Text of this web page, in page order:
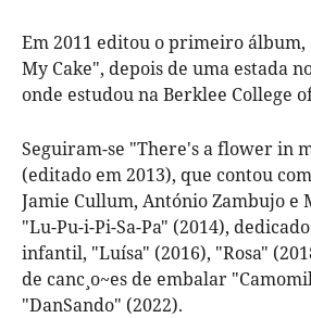
Em 2011 editou o primeiro
My Cake", depois de uma estada
onde estudou na Berklee College
Seguiram-se "There's a flower in
(editado em 2013), que contou
Jamie Cullum, António Zambujo e
"Lu-Pu-i-Pi-Sa-Pa" (2014),
infantil, "Luísa" (2016), "Rosa"
de canc¸o~es de embalar
"DanSando" (2022).